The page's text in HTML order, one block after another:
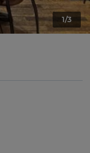
1/3